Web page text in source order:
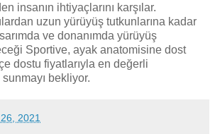
insanın ihtiyaçlarını karşılar.
uzun yürüyüş tutkunlarına kadar
ve donanımda yürüyüş
Sportive, ayak anatomisine dost
dostu fiyatlarıyla en değerli
bekliyor.
2021